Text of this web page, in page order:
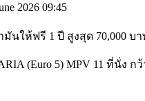
2026 09:45
มันให้ฟรี 1 ปี สูงสุด 70,000 บ
(Euro 5) MPV 11 ที่นั่